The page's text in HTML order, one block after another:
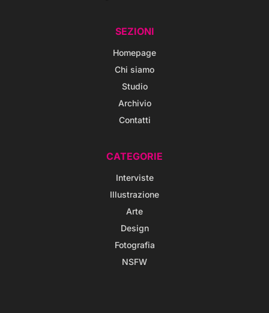
SEZIONI
Homepage
Chi siamo
Studio
Archivio
Contatti
CATEGORIE
Interviste
Illustrazione
Arte
Design
Fotografia
NSFW